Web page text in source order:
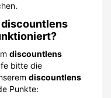
discountlens
discountlens
bitte die
discountlens
Punkte: